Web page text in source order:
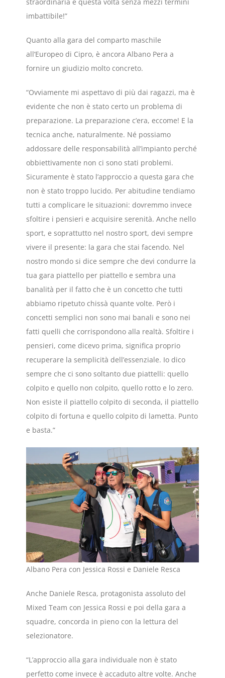
imbattibile!”
Quanto alla gara del comparto maschile
all’Europeo di Cipro, è ancora Albano Pera a
fornire un giudizio molto concreto.
“Ovviamente mi aspettavo di più dai ragazzi, ma è
evidente che non è stato certo un problema di
preparazione. La preparazione c’era, eccome! E la
tecnica anche, naturalmente. Né possiamo
addossare delle responsabilità all’impianto perché
obbiettivamente non ci sono stati problemi.
Sicuramente è stato l’approccio a questa gara che
non è stato troppo lucido. Per abitudine tendiamo
tutti a complicare le situazioni: dovremmo invece
sfoltire i pensieri e acquisire serenità. Anche nello
sport, e soprattutto nel nostro sport, devi sempre
vivere il presente: la gara che stai facendo. Nel
nostro mondo si dice sempre che devi condurre la
tua gara piattello per piattello e sembra una
banalità per il fatto che è un concetto che tutti
abbiamo ripetuto chissà quante volte. Però i
concetti semplici non sono mai banali e sono nei
fatti quelli che corrispondono alla realtà. Sfoltire i
pensieri, come dicevo prima, significa proprio
recuperare la semplicità dell’essenziale. Io dico
sempre che ci sono soltanto due piattelli: quello
colpito e quello non colpito, quello rotto e lo zero.
Non esiste il piattello colpito di seconda, il piattello
colpito di fortuna e quello colpito di lametta. Punto
e basta.”
Albano Pera con Jessica Rossi e Daniele Resca
Anche Daniele Resca, protagonista assoluto del
Mixed Team con Jessica Rossi e poi della gara a
squadre, concorda in pieno con la lettura del
selezionatore.
“L’approccio alla gara individuale non è stato
perfetto come invece è accaduto altre volte. Anche